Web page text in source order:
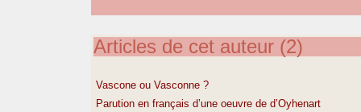
Articles de cet auteur (2)
Vascone ou Vasconne ?
Parution en français d’une oeuvre de d’Oyhenart